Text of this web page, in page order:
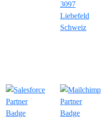
3097
Liebefeld
Schweiz